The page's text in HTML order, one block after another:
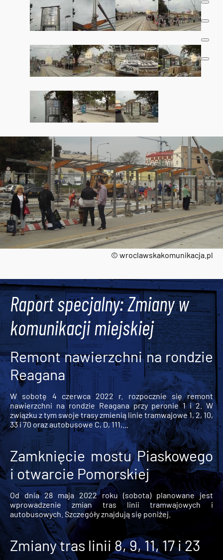
© wroclawskakomunikacja.pl
Raport specjalny: Zmiany w
komunikacji miejskiej
Remont nawierzchni na rondzie
Reagana
W sobotę 4 czerwca 2022 r. rozpocznie się remont
nawierzchni na rondzie Reagana przy peronie 1 i 2. W
związku z tym swoje trasy zmienią linie tramwajowe 1, 2, 10,
33 i 70 oraz autobusowe C, D, 111,...
Zamknięcie mostu Piaskowego
i otwarcie Pomorskiej
Od dnia 28 maja 2022 roku (sobota) planowane jest
wprowadzenie zmian tras linii tramwajowych i
autobusowych. Szczegóły znajdują się poniżej.
Zmiany tras linii 8, 9, 11, 17 i 23